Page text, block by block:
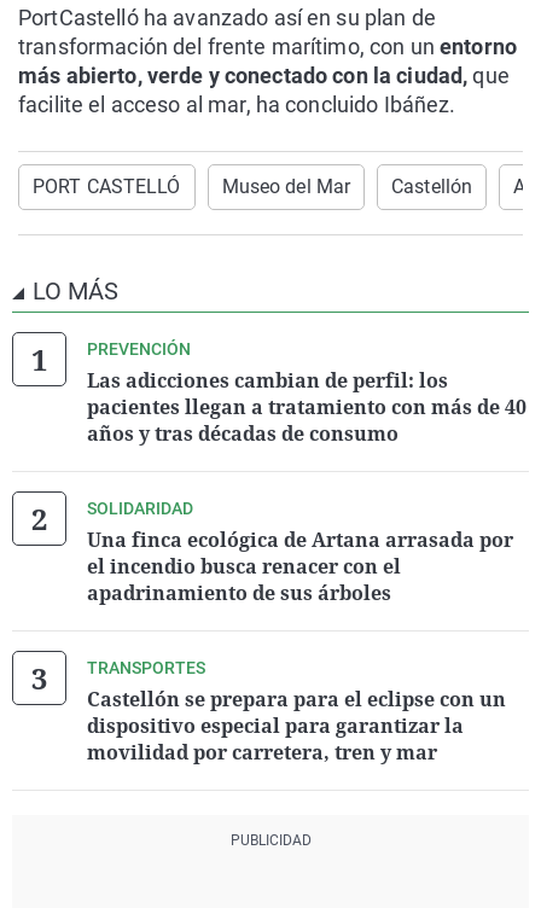
PortCastelló ha avanzado así en su plan de
transformación del frente marítimo, con unentorno
más abierto, verde y conectado con la ciudad,que
facilite el acceso al mar, ha concluido Ibáñez.
PORT CASTELLÓ Museo del Mar Castellón
LO MÁS
PREVENCIÓN
Las adicciones cambian de perfil: los
pacientes llegan a tratamiento con más de 40
años y tras décadas de consumo
SOLIDARIDAD
Una finca ecológica de Artana arrasada por
el incendio busca renacer con el
apadrinamiento de sus árboles
TRANSPORTES
Castellón se prepara para el eclipse con un
dispositivo especial para garantizar la
movilidad por carretera, tren y mar